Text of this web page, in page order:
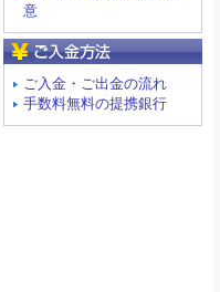
意
ご入金・ご出金の流れ
手数料無料の提携銀行